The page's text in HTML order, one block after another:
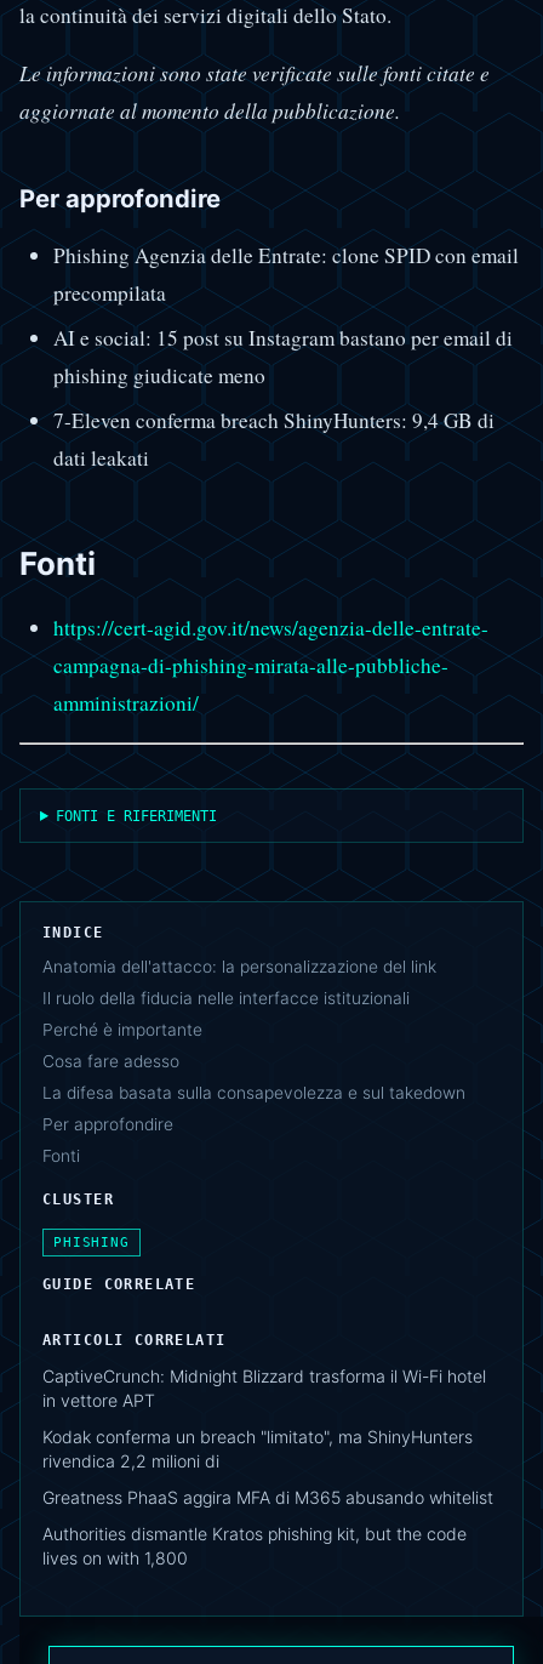
la continuità dei servizi digitali dello Stato.
Le informazioni sono state verificate sulle fonti citate e
aggiornate al momento della pubblicazione.
Per approfondire
Phishing Agenzia delle Entrate: clone SPID con email
precompilata
AI e social: 15 post su Instagram bastano per email di
phishing giudicate meno
7-Eleven conferma breach ShinyHunters: 9,4 GB di
dati leakati
Fonti
https://cert-agid.gov.it/news/agenzia-delle-entrate-
campagna-di-phishing-mirata-alle-pubbliche-
amministrazioni/
FONTI E RIFERIMENTI
INDICE
Anatomia dell'attacco: la personalizzazione del link
Il ruolo della fiducia nelle interfacce istituzionali
Perché è importante
Cosa fare adesso
La difesa basata sulla consapevolezza e sul takedown
Per approfondire
Fonti
CLUSTER
PHISHING
GUIDE CORRELATE
ARTICOLI CORRELATI
CaptiveCrunch: Midnight Blizzard trasforma il Wi-Fi hotel
in vettore APT
Kodak conferma un breach "limitato", ma ShinyHunters
rivendica 2,2 milioni di
Greatness PhaaS aggira MFA di M365 abusando whitelist
Authorities dismantle Kratos phishing kit, but the code
lives on with 1,800